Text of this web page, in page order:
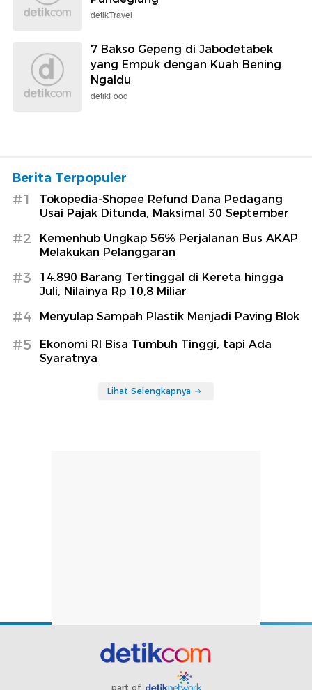
detikTravel
7 Bakso Gepeng di Jabodetabek
yang Empuk dengan Kuah Bening
Ngaldu
detikFood
Berita Terpopuler
#1
Tokopedia-Shopee Refund Dana Pedagang
Usai Pajak Ditunda, Maksimal 30 September
#2
Kemenhub Ungkap 56% Perjalanan Bus AKAP
Melakukan Pelanggaran
#3
14.890 Barang Tertinggal di Kereta hingga
Juli, Nilainya Rp 10,8 Miliar
#4 Menyulap Sampah Plastik Menjadi Paving Blok
#5
Ekonomi RI Bisa Tumbuh Tinggi, tapi Ada
Syaratnya
Lihat Selengkapnya
part of